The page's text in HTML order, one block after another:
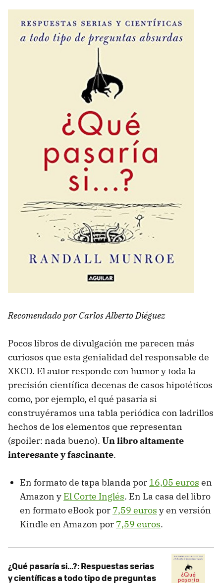
Recomendado por Carlos Alberto Diéguez
Pocos libros de divulgación me parecen más
curiosos que esta genialidad del responsable de
XKCD. El autor responde con humor y toda la
precisión científica decenas de casos hipotéticos
como, por ejemplo, el qué pasaría si
construyéramos una tabla periódica con ladrillos
hechos de los elementos que representan
(spoiler: nada bueno). Un libro altamente
interesante y fascinante.
En formato de tapa blanda por 16,05 euros en
Amazon y El Corte Inglés. En La casa del libro
en formato eBook por 7,59 euros y en versión
Kindle en Amazon por 7,59 euros.
¿Qué pasaría si...?: Respuestas serias
y científicas a todo tipo de preguntas